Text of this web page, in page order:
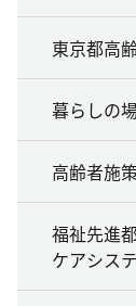
東京都高
暮らしの
高齢者施
福祉先進
ケアシス